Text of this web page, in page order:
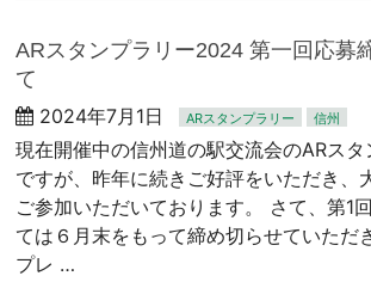
ARスタンプラリー2024 第一回応募
て
2024年7月1日 ARスタンプラリー 信州
現在開催中の信州道の駅交流会のARス
ですが、昨年に続きご好評をいただき、
ご参加いただいております。 さて、第1
ては６月末をもって締め切らせていただ
プレ …